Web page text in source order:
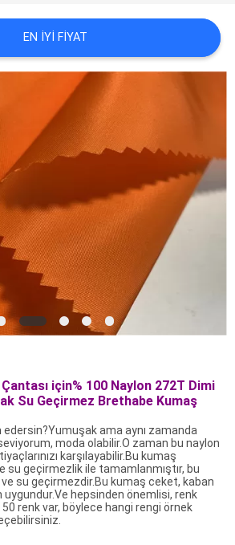
EN IYI FIYAT
için% 100 Naylon 272T Dimi
Su Geçirmez Brethabe Kumaş
ama aynı zamanda
moda olabilir.O zaman bu naylon
karşılayabilir.Bu kumaş
su geçirmezlik ile tamamlanmıştır, bu
su geçirmezdir.Bu kumaş ceket, kaban
uygundur.Ve hepsinden önemlisi, renk
renk var, böylece hangi rengi örnek